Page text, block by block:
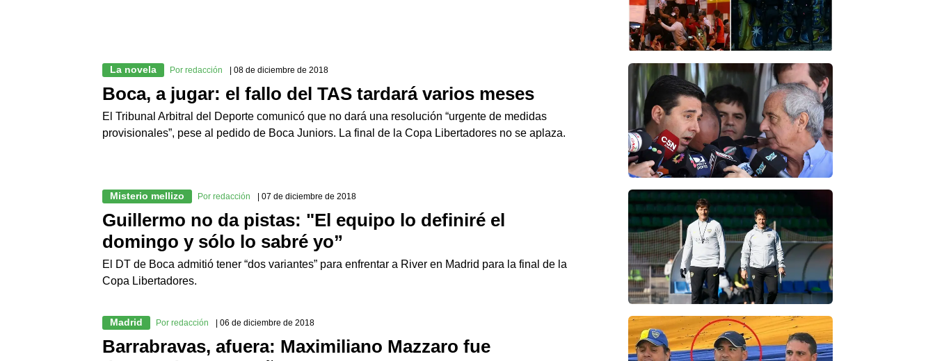
La novela Por redacción | 08 de diciembre de 2018
Boca, a jugar: el fallo del TAS tardará varios meses
El Tribunal Arbitral del Deporte comunicó que no dará una resolución “urgente de medidas
provisionales”, pese al pedido de Boca Juniors. La final de la Copa Libertadores no se aplaza.
Misterio mellizo Por redacción | 07 de diciembre de 2018
Guillermo no da pistas: "El equipo lo definiré el
domingo y sólo lo sabré yo”
El DT de Boca admitió tener “dos variantes” para enfrentar a River en Madrid para la final de la
Copa Libertadores.
Madrid Por redacción | 06 de diciembre de 2018
Barrabravas, afuera: Maximiliano Mazzaro fue